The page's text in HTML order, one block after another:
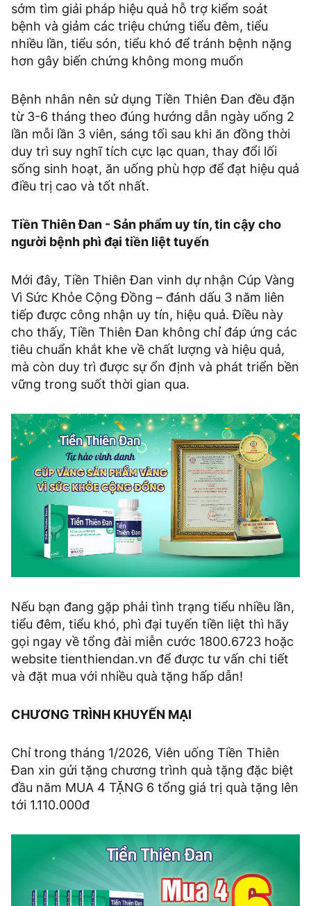
sớm tìm giải pháp hiệu quả hỗ trợ kiểm soát
bệnh và giảm các triệu chứng tiểu đêm, tiểu
nhiều lần, tiểu són, tiểu khó để tránh bệnh nặng
hơn gây biến chứng không mong muốn
Bệnh nhân nên sử dụng Tiền Thiên Đan đều đặn
từ 3-6 tháng theo đúng hướng dẫn ngày uống 2
lần mỗi lần 3 viên, sáng tối sau khi ăn đồng thời
duy trì suy nghĩ tích cực lạc quan, thay đổi lối
sống sinh hoạt, ăn uống phù hợp để đạt hiệu quả
điều trị cao và tốt nhất.
Tiền Thiên Đan - Sản phẩm uy tín, tin cậy cho
người bệnh phì đại tiền liệt tuyến
Mới đây, Tiền Thiên Đan vinh dự nhận Cúp Vàng
Vì Sức Khỏe Cộng Đồng – đánh dấu 3 năm liên
tiếp được công nhận uy tín, hiệu quả. Điều này
cho thấy, Tiền Thiên Đan không chỉ đáp ứng các
tiêu chuẩn khắt khe về chất lượng và hiệu quả,
mà còn duy trì được sự ổn định và phát triển bền
vững trong suốt thời gian qua.
Nếu bạn đang gặp phải tình trạng tiểu nhiều lần,
tiểu đêm, tiểu khó, phì đại tuyến tiền liệt thì hãy
gọi ngay về tổng đài miễn cước 1800.6723 hoặc
website tienthiendan.vn để được tư vấn chi tiết
và đặt mua với nhiều quà tặng hấp dẫn!
CHƯƠNG TRÌNH KHUYẾN MẠI
Chỉ trong tháng 1/2026, Viên uống Tiền Thiên
Đan xin gửi tặng chương trình quà tặng đặc biệt
đầu năm MUA 4 TẶNG 6 tổng giá trị quà tặng lên
tới 1.110.000đ